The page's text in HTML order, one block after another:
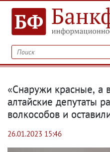
«Снаружи красные, а
алтайские депутаты
волкособов и
26.01.2023 15:46